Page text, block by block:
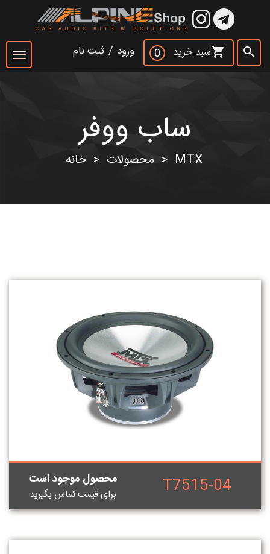
ورود / ثبت نام search
0 سبد خریدshopping_cart
Toggle
navigation
ساب ووفر
خانه > محصولات > MTX
T7515-04 محصول موجود است
برای قيمت تماس بگيريد
×
جست و جو